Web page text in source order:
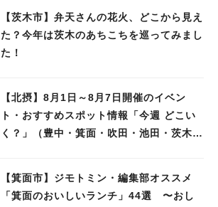
【茨木市】弁天さんの花火、どこから見え
た？今年は茨木のあちこちを巡ってみまし
た！
【北摂】8月1日～8月7日開催のイベン
ト・おすすめスポット情報「今週 どこい
く？」（豊中・箕面・吹田・池田・茨木・
【箕面市】ジモトミン・編集部オススメ
「箕面のおいしいランチ」44選 〜おし